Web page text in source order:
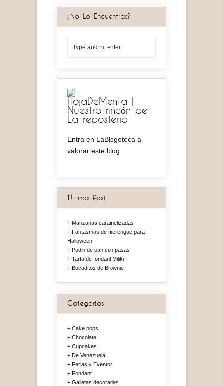
¿No Lo Encuentras?
HojaDeMenta |
Nuestro rincón de
La reposteria
Entra en LaBlogoteca a
valorar este blog
Últimos Post
Manzanas caramelizadas
Fantasmas de merengue para
Halloween
Pudin de pan con pasas
Tarta de fondant Miliki
Bocaditos de Brownie
Categorías
Cake pops
Chocolate
Cupcakes
De Venezuela
Ferias y Eventos
Fondant
Galletas decoradas